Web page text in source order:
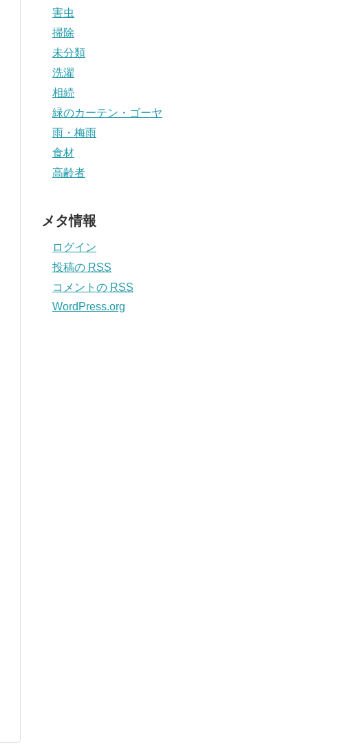
害虫
掃除
未分類
洗濯
相続
緑のカーテン・ゴーヤ
雨・梅雨
食材
高齢者
メタ情報
ログイン
投稿の RSS
コメントの RSS
WordPress.org